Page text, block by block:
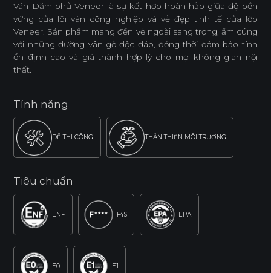
Ván Dăm phủ Veneer là sự kết hợp hoàn hảo giữa độ bền
vững của lõi ván công nghiệp và vẻ đẹp tinh tế của lớp
Veneer. Sản phẩm mang đến vẻ ngoài sang trọng, ấm cúng
với những đường vân gỗ độc đáo, đồng thời đảm bảo tính
ổn định cao và giá thành hợp lý cho mọi không gian nội
thất.
Tính năng
DỄ THI CÔNG THÂN THIỆN MÔI TRƯỜNG
Tiêu chuẩn
ENF F4S EPA
E0 E1